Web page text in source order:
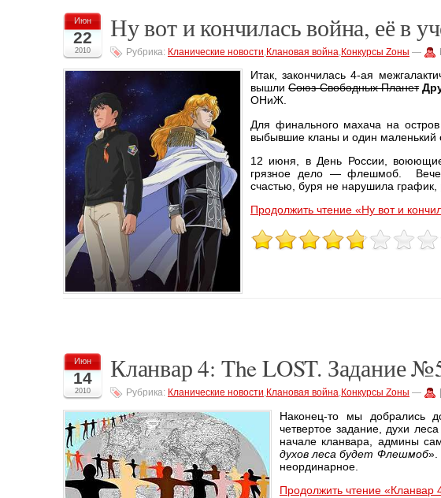
Июн
22
2010
Ну вот и кончилась война, её в
Рубрика: Кланические новости,Клановая война,Конкурсы Zоны —
Итак, закончилась 4-ая
вышлиСоюз Свободных Планет
ОНиЖ.
Для финального махача на
выбывшие кланы и один маленький
12 июня, в День России,
грязное дело — флешмоб.
счастью, буря не нарушила график,
Продолжить чтение «Ну вот и
Июн
14
2010
Кланвар 4: The LOST. Задание
Рубрика: Кланические новости,Клановая война,Конкурсы Zоны —
Наконец-то мы добрались
четвертое задание, духи
начале кланвара, админы
духов леса будет Флешмоб».
неординарное.
Продолжить чтение